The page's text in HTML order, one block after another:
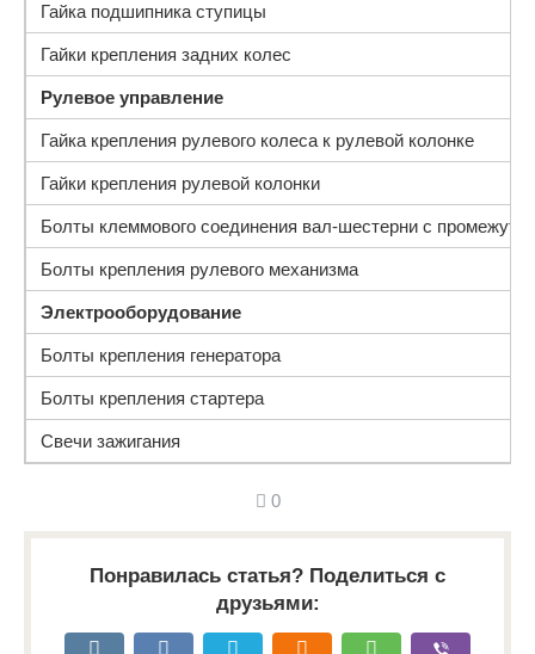
Гайка подшипника ступицы
Гайки крепления задних колес
Рулевое управление
Гайка крепления рулевого колеса к рулевой колонке
Гайки крепления рулевой колонки
Болты клеммового соединения вал-шестерни с
Болты крепления рулевого механизма
Электрооборудование
Болты крепления генератора
Болты крепления стартера
Свечи зажигания
0
Понравилась статья? Поделиться с
друзьями: